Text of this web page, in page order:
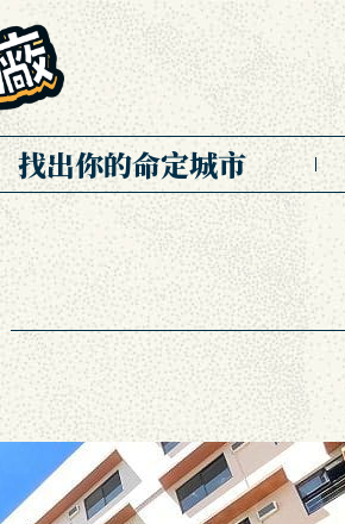
找出你的命定城市